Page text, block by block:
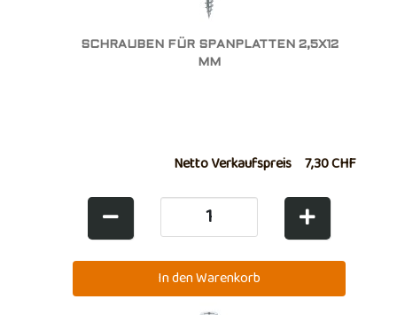
SCHRAUBEN FÜR SPANPLATTEN 2,5X12
MM
Netto Verkaufspreis 7,30 CHF